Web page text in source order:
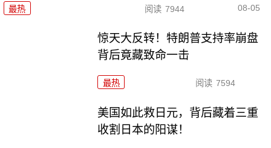
最热 阅读 7944 08-05
惊天大反转！特朗普支持率崩盘
背后竟藏致命一击
最热 阅读 7594
美国如此救日元，背后藏着三重
收割日本的阳谋！